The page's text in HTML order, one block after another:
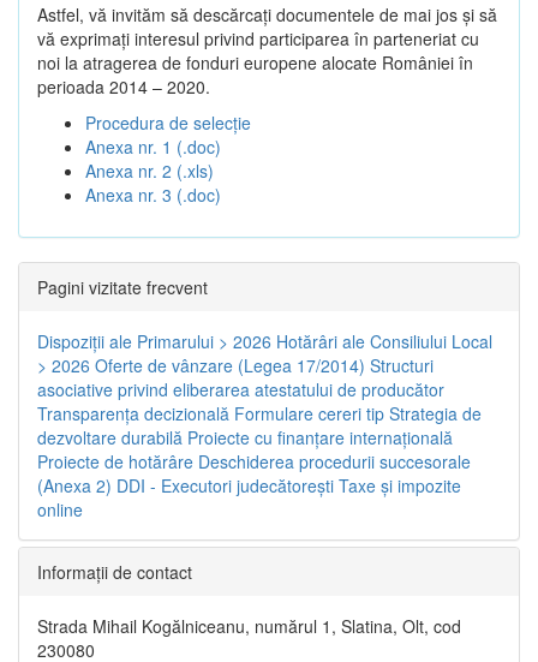
Astfel, vă invităm să descărcați documentele de mai jos și să
vă exprimați interesul privind participarea în parteneriat cu
noi la atragerea de fonduri europene alocate României în
perioada 2014 – 2020.
Procedura de selecție
Anexa nr. 1 (.doc)
Anexa nr. 2 (.xls)
Anexa nr. 3 (.doc)
Pagini vizitate frecvent
Dispoziţii ale Primarului > 2026 Hotărâri ale Consiliului Local
> 2026 Oferte de vânzare (Legea 17/2014) Structuri
asociative privind eliberarea atestatului de producător
Transparenţa decizională Formulare cereri tip Strategia de
dezvoltare durabilă Proiecte cu finanţare internaţională
Proiecte de hotărâre Deschiderea procedurii succesorale
(Anexa 2) DDI - Executori judecătorești Taxe şi impozite
online
Informaţii de contact
Strada Mihail Kogălniceanu, numărul 1, Slatina, Olt, cod
230080